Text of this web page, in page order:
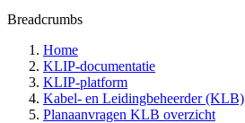
Breadcrumbs
Home
KLIP-documentatie
KLIP-platform
Kabel- en Leidingbeheerder (KLB)
Planaanvragen KLB overzicht